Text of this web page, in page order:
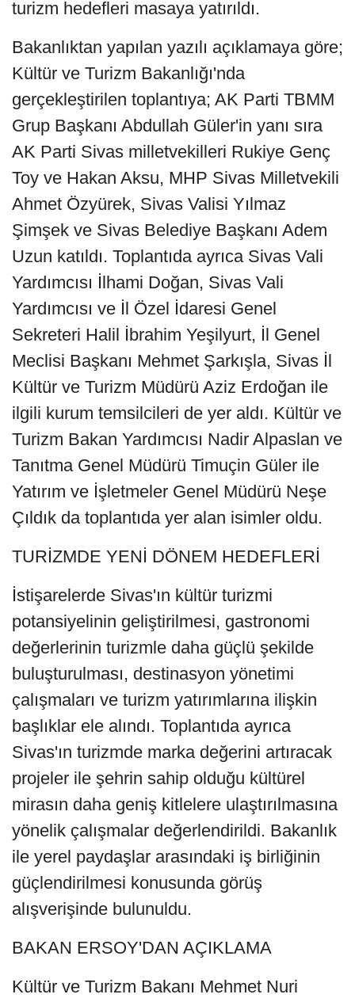
turizm hedefleri masaya yatırıldı.
Bakanlıktan yapılan yazılı açıklamaya göre;
Kültür ve Turizm Bakanlığı'nda
gerçekleştirilen toplantıya; AK Parti TBMM
Grup Başkanı Abdullah Güler'in yanı sıra
AK Parti Sivas milletvekilleri Rukiye Genç
Toy ve Hakan Aksu, MHP Sivas Milletvekili
Ahmet Özyürek, Sivas Valisi Yılmaz
Şimşek ve Sivas Belediye Başkanı Adem
Uzun katıldı. Toplantıda ayrıca Sivas Vali
Yardımcısı İlhami Doğan, Sivas Vali
Yardımcısı ve İl Özel İdaresi Genel
Sekreteri Halil İbrahim Yeşilyurt, İl Genel
Meclisi Başkanı Mehmet Şarkışla, Sivas İl
Kültür ve Turizm Müdürü Aziz Erdoğan ile
ilgili kurum temsilcileri de yer aldı. Kültür ve
Turizm Bakan Yardımcısı Nadir Alpaslan ve
Tanıtma Genel Müdürü Timuçin Güler ile
Yatırım ve İşletmeler Genel Müdürü Neşe
Çıldık da toplantıda yer alan isimler oldu.
TURİZMDE YENİ DÖNEM HEDEFLERİ
İstişarelerde Sivas'ın kültür turizmi
potansiyelinin geliştirilmesi, gastronomi
değerlerinin turizmle daha güçlü şekilde
buluşturulması, destinasyon yönetimi
çalışmaları ve turizm yatırımlarına ilişkin
başlıklar ele alındı. Toplantıda ayrıca
Sivas'ın turizmde marka değerini artıracak
projeler ile şehrin sahip olduğu kültürel
mirasın daha geniş kitlelere ulaştırılmasına
yönelik çalışmalar değerlendirildi. Bakanlık
ile yerel paydaşlar arasındaki iş birliğinin
güçlendirilmesi konusunda görüş
alışverişinde bulunuldu.
BAKAN ERSOY'DAN AÇIKLAMA
Kültür ve Turizm Bakanı Mehmet Nuri